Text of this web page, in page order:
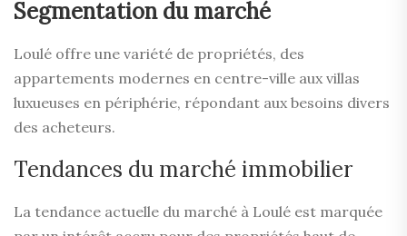
Segmentation du marché
Loulé offre une variété de propriétés, des
appartements modernes en centre-ville aux villas
luxueuses en périphérie, répondant aux besoins divers
des acheteurs.
Tendances du marché immobilier
La tendance actuelle du marché à Loulé est marquée